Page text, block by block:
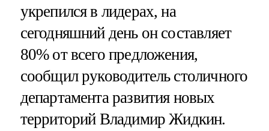
укрепился в лидерах, на
сегодняшний день он составляет
80% от всего предложения,
сообщил руководитель столичного
департамента развития новых
территорий Владимир Жидкин.